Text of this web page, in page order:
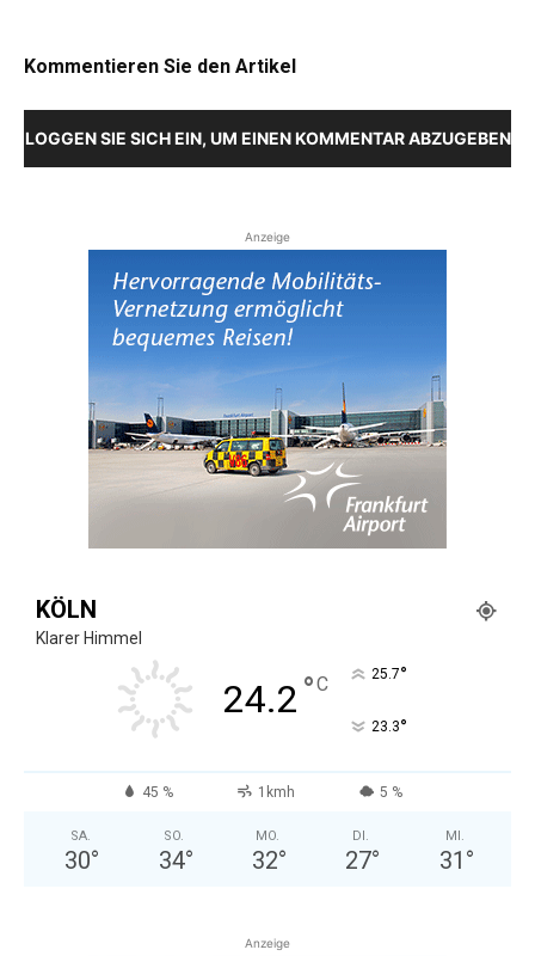
Kommentieren Sie den Artikel
LOGGEN SIE SICH EIN, UM EINEN KOMMENTAR ABZUGEBEN
Anzeige
KÖLN
Klarer Himmel
24.2 °C 25.7°
23.3°
45 % 1kmh 5 %
SA.
30°
SO.
34°
MO.
32°
DI.
27°
MI.
31 °
Anzeige